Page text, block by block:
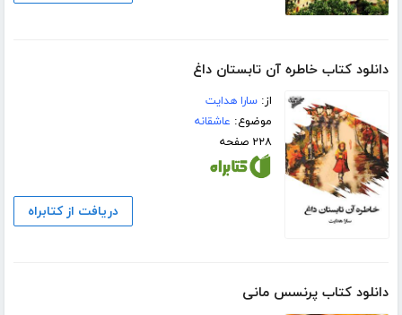
دانلود کتاب خاطره آن تابستان داغ
از:سارا هدایت
موضوع: عاشقانه
۲۲۸ صفحه
دریافت از کتابراه
دانلود کتاب پرنسس مانی